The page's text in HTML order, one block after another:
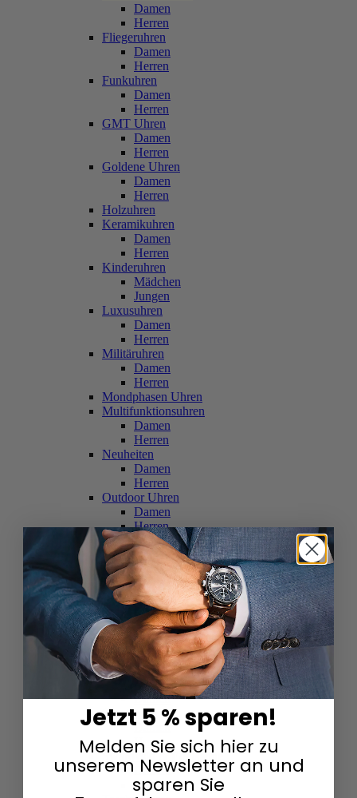
Damen
Herren
Fliegeruhren
Damen
Herren
Funkuhren
Damen
Herren
GMT Uhren
Damen
Herren
Goldene Uhren
Damen
Herren
Holzuhren
Keramikuhren
Damen
Herren
Kinderuhren
Mädchen
Jungen
Luxusuhren
Damen
Herren
Militäruhren
Damen
Herren
Mondphasen Uhren
Multifunktionsuhren
Damen
Herren
Neuheiten
Damen
Herren
Outdoor Uhren
Damen
Herren
Schweizer Uhren
Damen
Herren
Skelettuhren
Damen
Herren
Smartwatches
Damen
Herren
Solaruhren
Herren
Damen
Sportuhren
Damen
Herren
Swarovski & Edelsteine
Damen
Herren
Jetzt 5 % sparen!
Melden Sie sich hier zu
unserem Newsletter an und
sparen Sie